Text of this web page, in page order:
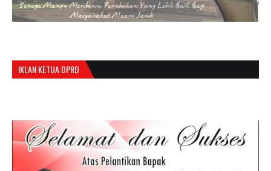
IKLAN KETUA DPRD